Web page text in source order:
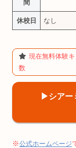
間
休校日 なし
現在無料体験
数
▶︎シアー
※公式ホームページ